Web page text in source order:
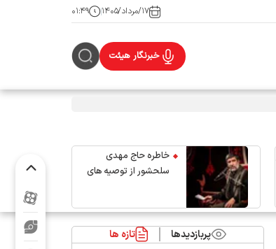
۱۷/مرداد/۱۴۰۵ ۰۱:۴۹
خبرنگار هیئت
خاطره حاج مهدی
سلحشور از توصیه های
پربازدیدها تازه ها